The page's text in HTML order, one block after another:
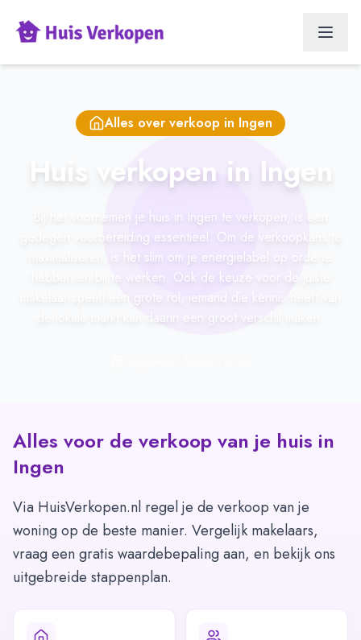
Alles over verkoop in Ingen
Huis verkopen in Ingen
Bij het voornemen je huis in Ingen te verkopen, is een
gedegen voorbereiding essentieel. Om de verkoopkans te
maximaliseren, is het slim om je energielabel op orde te
hebben en bij te werken. Ook de keuze voor de juiste
makelaar speelt een grote rol, iemand die kennis heeft van
de lokale markt kan daarin een groot verschil maken.
Alles voor de verkoop van je huis in
Ingen
Via HuisVerkopen.nl regel je de verkoop van je
woning op de beste manier. Vergelijk makelaars,
vraag een gratis waardebepaling aan, en bekijk ons
uitgebreide stappenplan.